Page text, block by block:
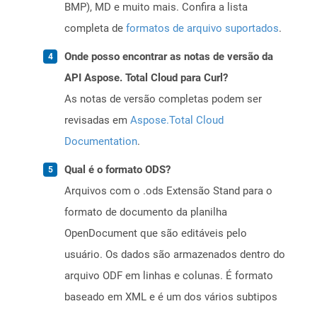
BMP), MD e muito mais. Confira a lista
completa de formatos de arquivo suportados.
Onde posso encontrar as notas de versão da
API Aspose. Total Cloud para Curl?
As notas de versão completas podem ser
revisadas em Aspose.Total Cloud
Documentation.
Qual é o formato ODS?
Arquivos com o .ods Extensão Stand para o
formato de documento da planilha
OpenDocument que são editáveis ​​pelo
usuário. Os dados são armazenados dentro do
arquivo ODF em linhas e colunas. É formato
baseado em XML e é um dos vários subtipos